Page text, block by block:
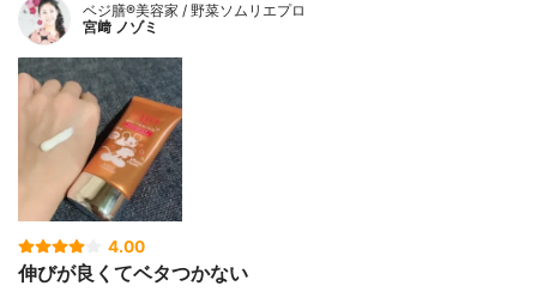
ベジ膳®美容家 / 野菜ソムリエプロ
宮﨑 ノゾミ
4.00
伸びが良くてベタつかない